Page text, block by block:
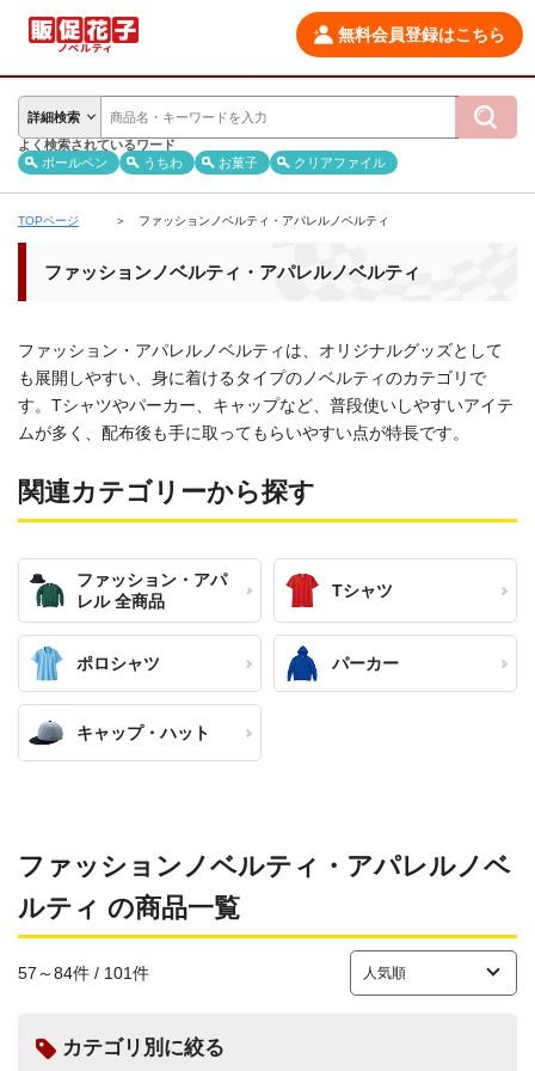
無料会員登録はこちら
詳細検索
よく検索されているワード
ボールペン
うちわ お菓子 クリアファイル
TOPページ ファッションノベルティ・アパレルノベルティ
ファッションノベルティ・アパレルノベルティ
ファッション・アパレルノベルティは、オリジナルグッズとして
も展開しやすい、身に着けるタイプのノベルティのカテゴリで
す。Tシャツやパーカー、キャップなど、普段使いしやすいアイテ
ムが多く、配布後も手に取ってもらいやすい点が特長です。
関連カテゴリーから探す
ファッション・アパ
レル 全商品
Tシャツ
ポロシャツ パーカー
キャップ・ハット
ファッションノベルティ・アパレルノベ
ルティ の商品一覧
57～84件 / 101件
カテゴリ別に絞る